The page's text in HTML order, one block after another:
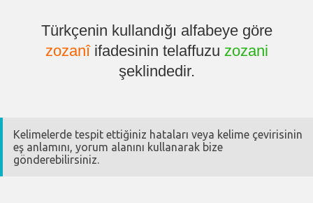
Türkçenin kullandığı alfabeye göre
zozanîifadesinin telaffuzu zozani
şeklindedir.
Kelimelerde tespit ettiğiniz hataları veya kelime çevirisinin
eş anlamını, yorum alanını kullanarak bize
gönderebilirsiniz.